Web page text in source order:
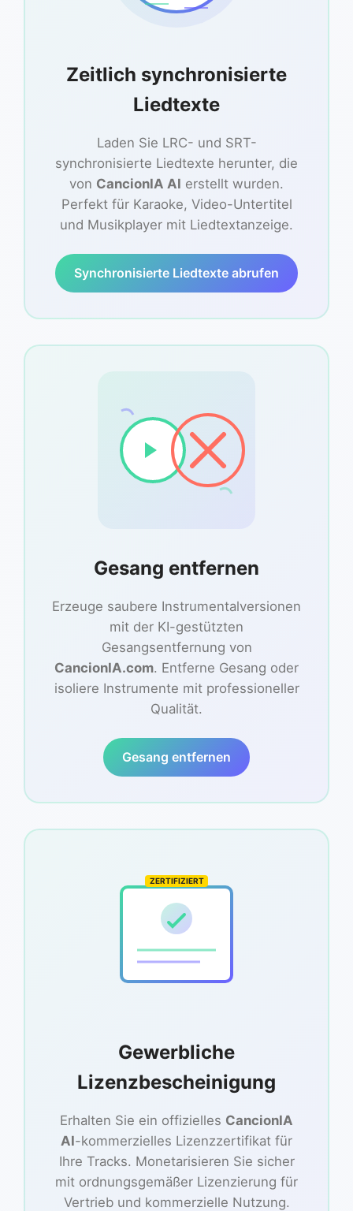
Zeitlich synchronisierte
Liedtexte
Laden Sie LRC- und SRT-
synchronisierte Liedtexte herunter, die
von CancionIA AI erstellt wurden.
Perfekt für Karaoke, Video-Untertitel
und Musikplayer mit Liedtextanzeige.
Synchronisierte Liedtexte abrufen
Gesang entfernen
Erzeuge saubere Instrumentalversionen
mit der KI-gestützten
Gesangsentfernung von
CancionIA.com. Entferne Gesang oder
isoliere Instrumente mit professioneller
Qualität.
Gesang entfernen
ZERTIFIZIERT
Gewerbliche
Lizenzbescheinigung
Erhalten Sie ein offizielles CancionIA
AI-kommerzielles Lizenzzertifikat für
Ihre Tracks. Monetarisieren Sie sicher
mit ordnungsgemäßer Lizenzierung für
Vertrieb und kommerzielle Nutzung.